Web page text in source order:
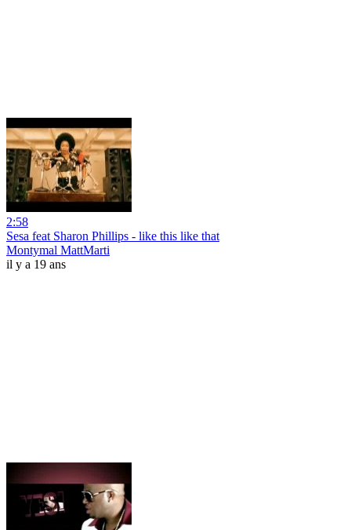
2:58
Sesa feat Sharon Phillips - like this like that
Montymal MattMarti
il y a 19 ans